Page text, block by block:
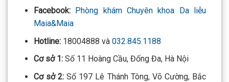
Facebook: Phòng khám Chuyên khoa Da liễu
Maia&Maia
Hotline:18004888 và 032.845.1188
Cơ sở 1: Số 11 Hoàng Cầu, Đống Đa, Hà Nội
Cơ sở 2: Số 197 Lê Thánh Tông, Võ Cường, Bắc